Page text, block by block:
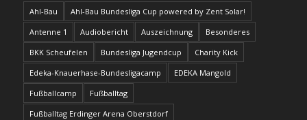
Ahl-Bau
Ahl-Bau Bundesliga Cup powered by Zent Solar!
Antenne 1
Audiobericht Auszeichnung
Besonderes
BKK Scheufelen
Bundesliga Jugendcup
Charity Kick
Edeka-Knauerhase-Bundesligacamp
EDEKA Mangold
Fußballcamp
Fußballtag
Fußballtag Erdinger Arena Oberstdorf